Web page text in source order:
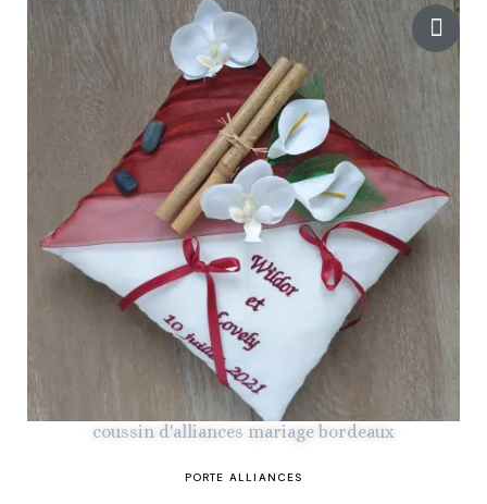
coussin d'alliances mariage bordeaux
PORTE ALLIANCES